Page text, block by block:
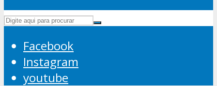
Facebook
Instagram
youtube